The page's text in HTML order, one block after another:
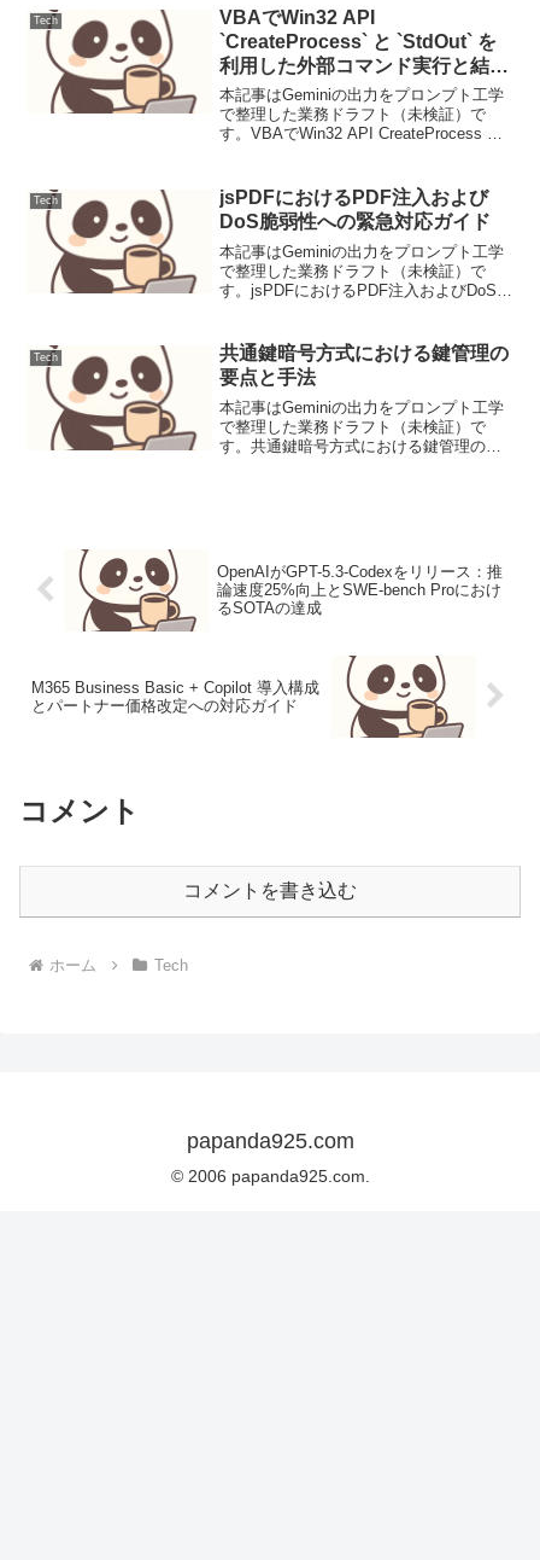
るFAQからの問い合わせ対応を自動化す
るLL...
Tech
VBAでWin32 API
`CreateProcess` と `StdOut` を
利用した外部コマンド実行と結果
取得
本記事はGeminiの出力をプロンプト工学
で整理した業務ドラフト（未検証）で
す。VBAでWin32 API CreateProcess と
部プログラム...
Tech
jsPDFにおけるPDF注入および
DoS脆弱性への緊急対応ガイド
本記事はGeminiの出力をプロンプト工学
で整理した業務ドラフト（未検証）で
す。jsPDFにおけるPDF注入およびDoS脆
意のあるオブジェクト注入（CVE-2026...
Tech
共通鍵暗号方式における鍵管理の
要点と手法
本記事はGeminiの出力をプロンプト工学
で整理した業務ドラフト（未検証）で
す。共通鍵暗号方式における鍵管理の要
OpenAIがGPT-5.3-Codexをリリース：推
論速度25%向上とSWE-bench Proにおけ
るSOTAの達成
M365 Business Basic + Copilot 導入構成
とパートナー価格改定への対応ガイド
コメント
コメントを書き込む
ホーム Tech
papanda925.com
© 2006 papanda925.com.